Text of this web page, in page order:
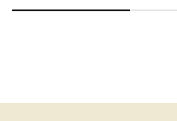
Att förbereda grävningen är att